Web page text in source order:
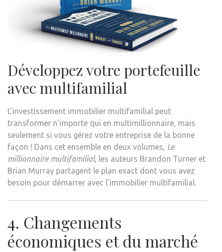
Développez votre portefeuille
avec multifamilial
L’investissement immobilier multifamilial peut
transformer n’importe qui en multimillionnaire, mais
seulement si vous gérez votre entreprise de la bonne
façon ! Dans cet ensemble en deux volumes, Le
millionnaire multifamilial, les auteurs Brandon Turner et
Brian Murray partagent le plan exact dont vous avez
besoin pour démarrer avec l’immobilier multifamilial.
4. Changements
économiques et du marché